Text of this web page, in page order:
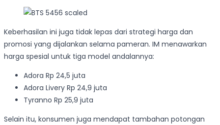
Keberhasilan ini juga tidak lepas dari strategi harga dan
promosi yang dijalankan selama pameran. IM menawarkan
harga spesial untuk tiga model andalannya:
Adora Rp 24,5 juta
Adora Livery Rp 24,9 juta
Tyranno Rp 25,9 juta
Selain itu, konsumen juga mendapat tambahan potongan